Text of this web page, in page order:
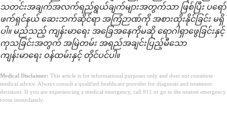
သတင်းအချက်အလက်ရည်ရွယ်ချက်များအတွက်သာ ဖြစ်ပြီး ပရော်
ဖက်ရှင်နယ် ဆေးဘက်ဆိုင်ရာ အကြံဉာဏ်ကို အစားထိုးနိုင်ခြင်း မရှိ
ပါ။ မည်သည့် ကျန်းမာရေး အခြေအနေကိုမဆို ရောဂါရှာဖွေခြင်းနှင့်
ကုသခြင်းအတွက် အမြဲတမ်း အရည်အချင်းပြည့်မီသော
ကျန်းမာရေး ဝန်ထမ်းနှင့် တိုင်ပင်ပါ။
Medical Disclaimer: This article is for informational purposes only and does not constitute
medical advice. Always consult a qualified healthcare provider for diagnosis and treatment
decisions. If you are experiencing a medical emergency, call 911 or go to the nearest emergency
room immediately.